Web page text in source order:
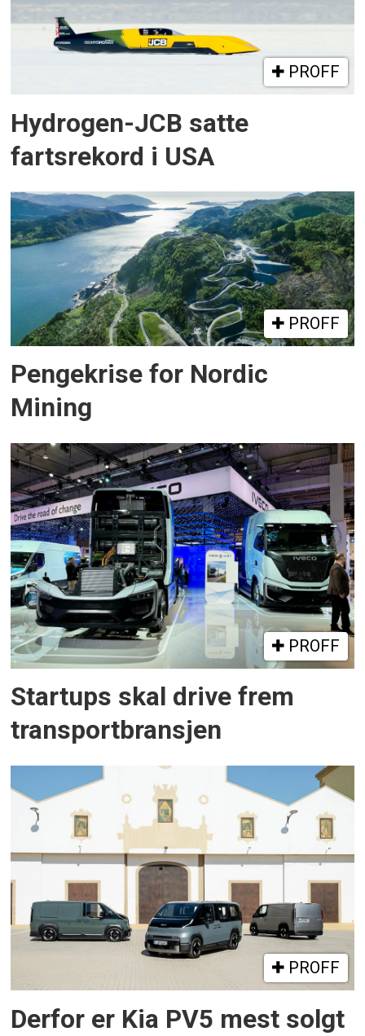
PROFF
Hydrogen-JCB satte
fartsrekord i USA
PROFF
Pengekrise for Nordic
Mining
PROFF
Startups skal drive frem
transportbransjen
PROFF
Derfor er Kia PV5 mest solgt